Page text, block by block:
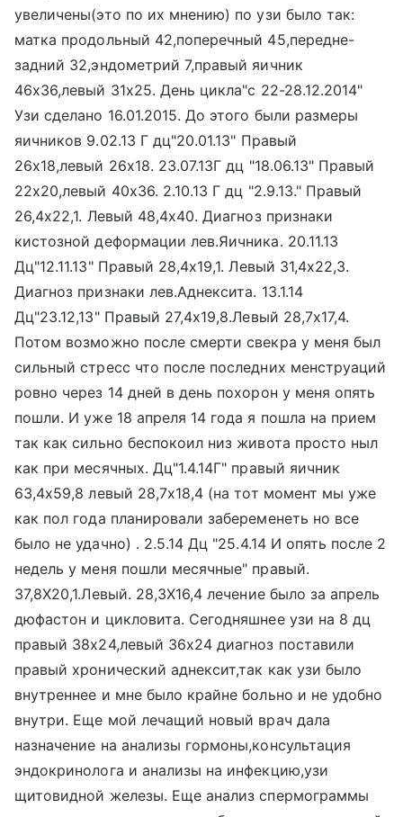
увеличены(это по их мнению) по узи было так:
матка продольный 42,поперечный 45,передне-
задний 32,эндометрий 7,правый яичник
46х36,левый 31х25. День цикла"с 22-28.12.2014"
Узи сделано 16.01.2015. До этого были размеры
яичников 9.02.13 Г дц"20.01.13" Правый
26х18,левый 26х18. 23.07.13Г дц "18.06.13" Правый
22х20,левый 40х36. 2.10.13 Г дц "2.9.13." Правый
26,4х22,1. Левый 48,4х40. Диагноз признаки
кистозной деформации лев.Яичника. 20.11.13
Дц"12.11.13" Правый 28,4х19,1. Левый 31,4х22,3.
Диагноз признаки лев.Аднексита. 13.1.14
Дц"23.12,13" Правый 27,4х19,8.Левый 28,7х17,4.
Потом возможно после смерти свекра у меня был
сильный стресс что после последних менструаций
ровно через 14 дней в день похорон у меня опять
пошли. И уже 18 апреля 14 года я пошла на прием
так как сильно беспокоил низ живота просто ныл
как при месячных. Дц"1.4.14Г" правый яичник
63,4х59,8 левый 28,7х18,4 (на тот момент мы уже
как пол года планировали забеременеть но все
было не удачно) . 2.5.14 Дц "25.4.14 И опять после 2
недель у меня пошли месячные" правый.
37,8Х20,1.Левый. 28,3Х16,4 лечение было за апрель
дюфастон и цикловита. Сегодняшнее узи на 8 дц
правый 38х24,левый 36х24 диагноз поставили
правый хронический аднексит,так как узи было
внутреннее и мне было крайне больно и не удобно
внутри. Еще мой лечащий новый врач дала
назначение на анализы гормоны,консультация
эндокринолога и анализы на инфекцию,узи
щитовидной железы. Еще анализ спермограммы